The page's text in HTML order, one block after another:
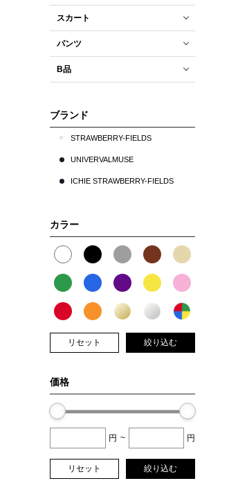
スカート
パンツ
B品
ブランド
STRAWBERRY-FIELDS
UNIVERVALMUSE
ICHIE STRAWBERRY-FIELDS
カラー
リセット 絞り込む
価格
円 ~ 円
リセット 絞り込む